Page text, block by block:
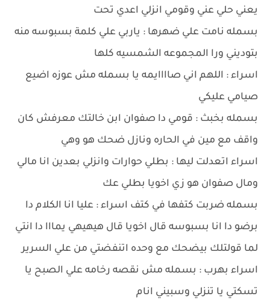
يعني حلي عني وقومي انزلي اعدي تحت
بسمله نامت علي ضهرها : ياربي علي كلمة بسبوسه منه
بتوديني ورا المجموعه الشمسيه كلها
اسراء : اللهم اني صاااايمه يا بسمله مش عوزه اضيع
صيامي عليكي
بسمله بخبث : قومي دا صفوان ابن خالتك معرفش كان
واقف مع مين في الحاره ونازل ضحك هو وهي
اسراء اتعدلت ليها : بطلي حوارات وانزلي بعدين انا مالي
ومال صفوان هو زي اخويا بطلي عك
بسمله ضربت كتفها في كتف اسراء : عليا انا الكلام دا
برضو دا انا بسبوسه قال اخويا قال هيهيهي يمااا دا انتي
لما قولتلك بيضحك مع وحده اتنفضتي من علي السرير
اسراء بهرب : بسمله مش نقصه رخامه علي الصبح يا
تسكتي يا تنزلي وسبيني انام